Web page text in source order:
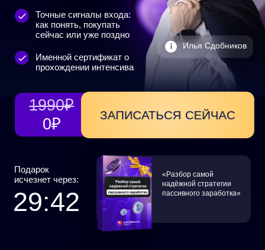
пассивного заработка»
29:40
исчезнет через:
0₽
1990₽
ЗАПИСАТЬСЯ СЕЙЧАС
«Монета падает — держать
Вы навсегда
закроетевопросы